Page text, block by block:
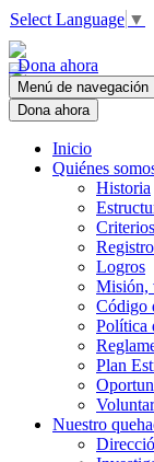
Select Language ▼
Dona ahora
Menú de navegación
Dona ahora
Inicio
Quiénes
Historia
Logros
Misión,
Código
Política
Plan
Nuestro